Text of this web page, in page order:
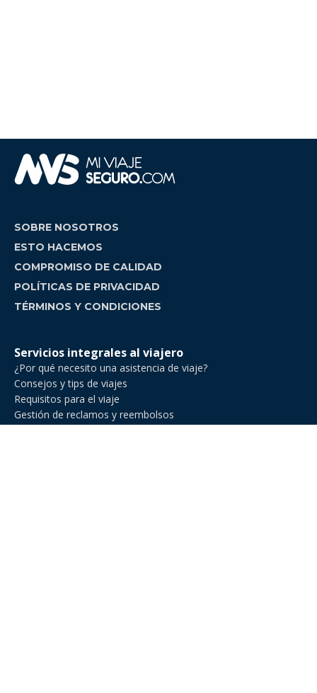
SOBRE NOSOTROS
ESTO HACEMOS
COMPROMISO DE CALIDAD
POLÍTICAS DE PRIVACIDAD
TÉRMINOS Y CONDICIONES
Servicios integrales al viajero
¿Por qué necesito una asistencia de viaje?
Consejos y tips de viajes
Requisitos para el viaje
Gestión de reclamos y reembolsos